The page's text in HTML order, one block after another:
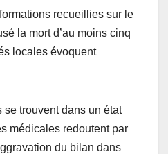
recueillies sur le
la mort d’au moins cinq
locales évoquent
se trouvent dans un état
médicales redoutent par
du bilan dans